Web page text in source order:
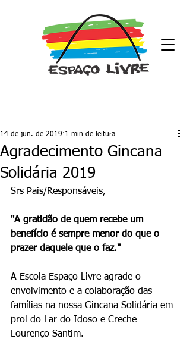
Agradecimento Gincana
Solidária 2019
14 de jun. de 2019 1 min de leitura
Srs Pais/Responsáveis,
"A gratidão de quem recebe um
benefício é sempre menor do que o
prazer daquele que o faz."
A Escola Espaço Livre agrade o
envolvimento e a colaboração das
famílias na nossa Gincana Solidária em
prol do Lar do Idoso e Creche
Lourenço Santim.